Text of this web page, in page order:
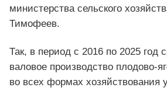
министерства сельского
Тимофеев.
Так, в период с 2016 по 2025 год
валовое производство плодово-
во всех формах хозяйствования